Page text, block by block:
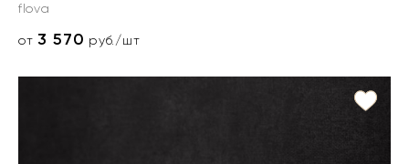
flova
от3 570 руб./шт